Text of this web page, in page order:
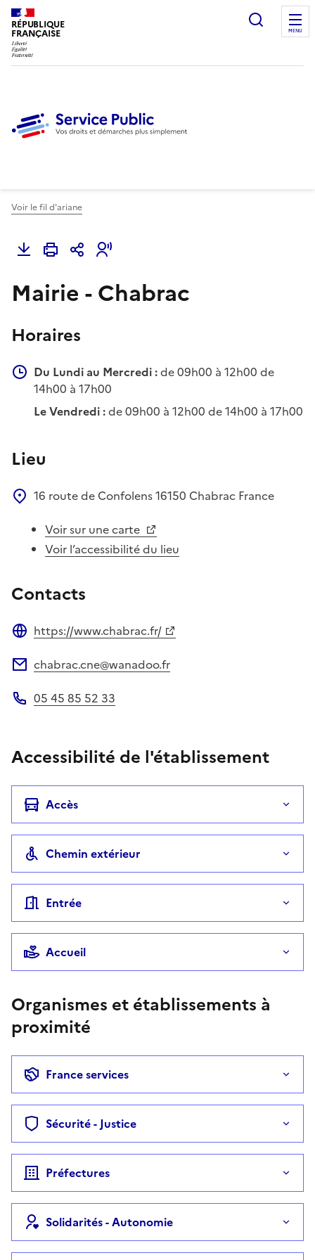
RÉPUBLIQUE
FRANÇAISE
Ouvrir
MENU
Voir le fil d'ariane
Mairie - Chabrac
Horaires
Du Lundi au Mercredi :de 09h00 à 12h00 de
14h00 à 17h00
Le Vendredi :de 09h00 à 12h00 de 14h00 à 17h00
Lieu
16 route de Confolens16150 Chabrac France
Voir sur une carte
Voir l’accessibilité du lieu
Contacts
https://www.chabrac.fr/
chabrac.cne@wanadoo.fr
05 45 85 52 33
Accessibilité de l'établissement
Accès
Chemin extérieur
Entrée
Accueil
Organismes et établissements à
proximité
France services
Sécurité - Justice
Préfectures
Solidarités - Autonomie